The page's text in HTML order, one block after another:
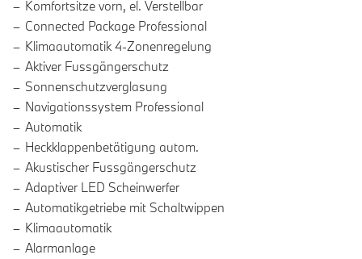
Komfortsitze vorn, el. Verstellbar
Connected Package Professional
Klimaautomatik 4-Zonenregelung
Aktiver Fussgängerschutz
Sonnenschutzverglasung
Navigationssystem Professional
Automatik
Heckklappenbetätigung autom.
Akustischer Fussgängerschutz
Adaptiver LED Scheinwerfer
Automatikgetriebe mit Schaltwippen
Klimaautomatik
Alarmanlage